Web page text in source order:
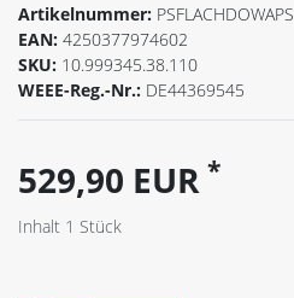
Artikelnummer: PSFLACHDOWAPS
EAN: 4250377974602
SKU: 10.999345.38.110
WEEE-Reg.-Nr.: DE44369545
529,90 EUR *
Inhalt 1 Stück